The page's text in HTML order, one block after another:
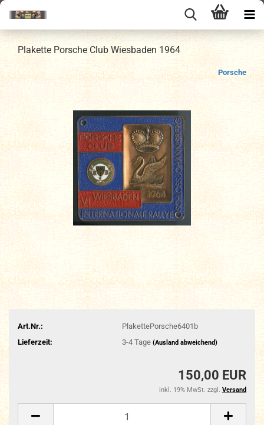
Plakette Porsche Club Wiesbaden 1964
Porsche
Art.Nr.:
PlakettePorsche6401b
Lieferzeit:
3-4 Tage (Ausland abweichend)
150,00 EUR
inkl. 19% MwSt. zzgl. Versand